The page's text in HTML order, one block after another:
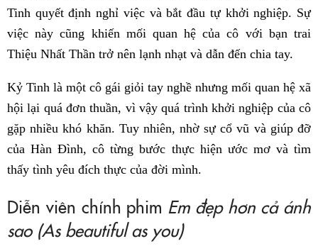
Tinh quyết định nghỉ việc và bắt đầu tự khởi nghiệp. Sự
việc này cũng khiến mối quan hệ của cô với bạn trai
Thiệu Nhất Thần trở nên lạnh nhạt và dẫn đến chia tay.
Kỷ Tinh là một cô gái giỏi tay nghề nhưng mối quan hệ xã
hội lại quá đơn thuần, vì vậy quá trình khởi nghiệp của cô
gặp nhiều khó khăn. Tuy nhiên, nhờ sự cổ vũ và giúp đỡ
của Hàn Đình, cô từng bước thực hiện ước mơ và tìm
thấy tình yêu đích thực của đời mình.
Diễn viên chính phim Em đẹp hơn cả ánh
sao (As beautiful as you)